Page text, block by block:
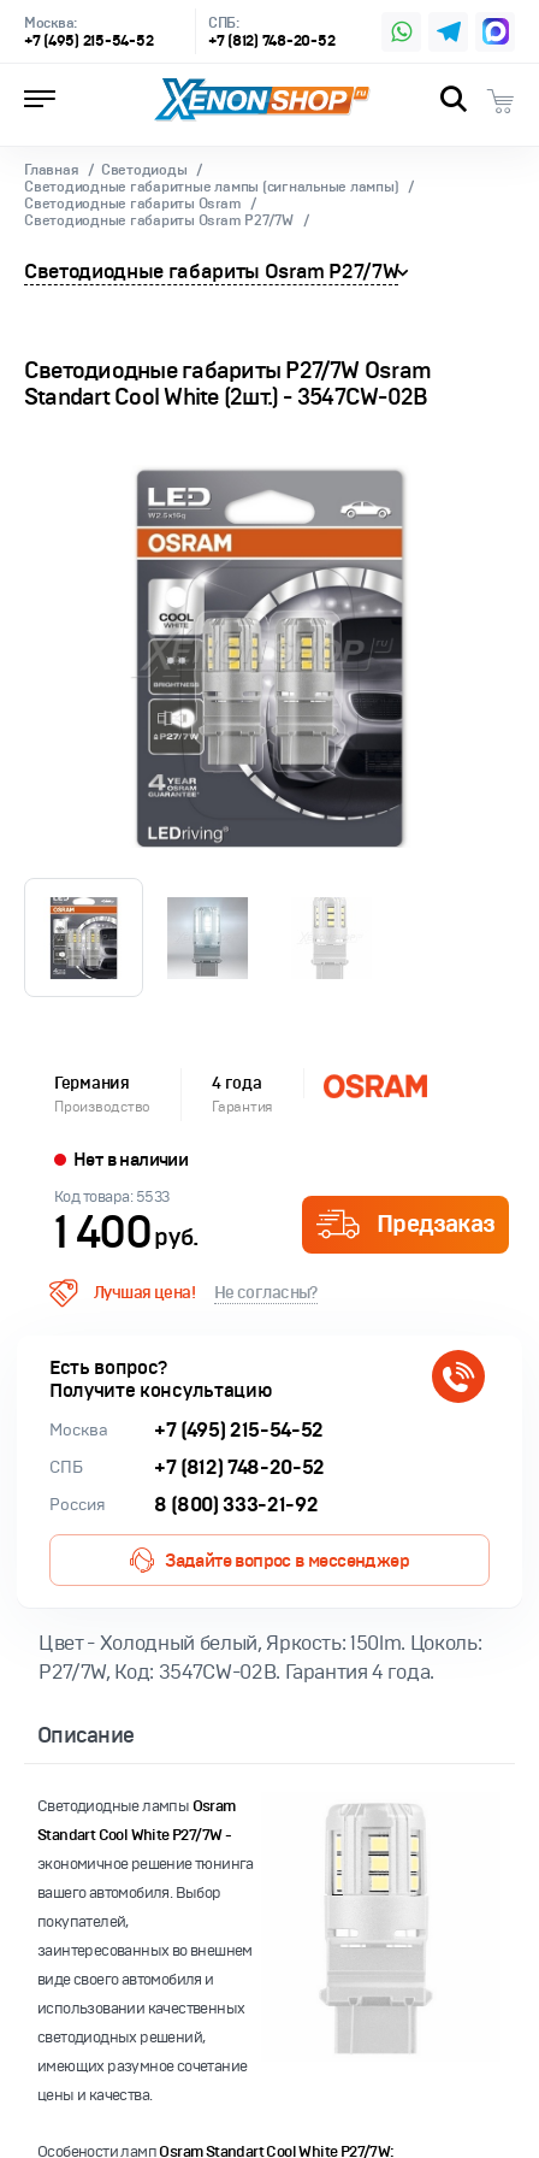
Москва:
+7 (495) 215-54-52
СПБ:
+7 (812) 748-20-52
Главная
Светодиоды
Светодиодные габаритные лампы (сигнальные лампы)
Светодиодные габариты Osram
Светодиодные габариты Osram P27/7W
Светодиодные габариты Osram P27/7W
Светодиодные габариты P27/7W Osram
Standart Cool White (2шт.) - 3547CW-02B
Производство
Германия
Гарантия
4 года
Нет в наличии
Код товара: 5533
1 400руб. Предзаказ
Лучшая цена! Не согласны?
Есть вопрос?
Получите консультацию
Москва +7 (495) 215-54-52
СПБ +7 (812) 748-20-52
Россия 8 (800) 333-21-92
Задайте вопрос в мессенджер
Цвет - Холодный белый, Яркость: 150lm. Цоколь:
P27/7W, Код: 3547CW-02B. Гарантия 4 года.
Описание
Светодиодные лампыOsram
Standart Cool White P27/7W -
экономичное решение тюнинга
вашего автомобиля.Выбор
покупателей,
заинтересованных во внешнем
виде своего автомобиля и
использовании качественных
светодиодных решений,
имеющих разумное сочетание
цены и качества.
Особености лампOsram Standart Cool WhiteP27/7W: